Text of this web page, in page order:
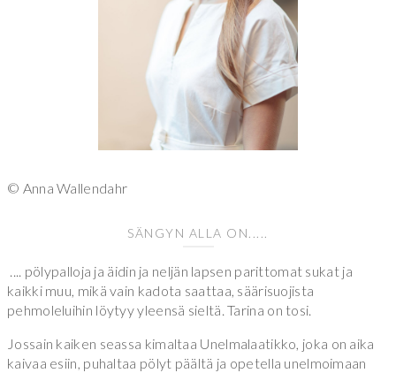
© Anna Wallendahr
SÄNGYN ALLA ON.....
.... pölypalloja ja äidin ja neljän lapsen parittomat sukat ja
kaikki muu, mikä vain kadota saattaa, säärisuojista
pehmoleluihin löytyy yleensä sieltä. Tarina on tosi.
Jossain kaiken seassa kimaltaa Unelmalaatikko, joka on aika
kaivaa esiin, puhaltaa pölyt päältä ja opetella unelmoimaan